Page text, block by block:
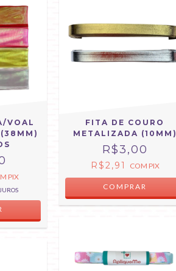
VOAL
PIX
FITA DE COURO
METALIZADA (10MM)
R$3,00
R$2,91 COM PIX
COMPRAR